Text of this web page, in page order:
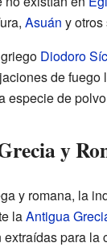
Asuán y
Diodoro
de fuego
especie de
y
y romana, la
laAntigua
para la